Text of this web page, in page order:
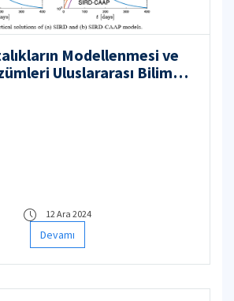
Modellenmesi ve
Uluslararası Bilimsel
12 Ara 2024
Devamı